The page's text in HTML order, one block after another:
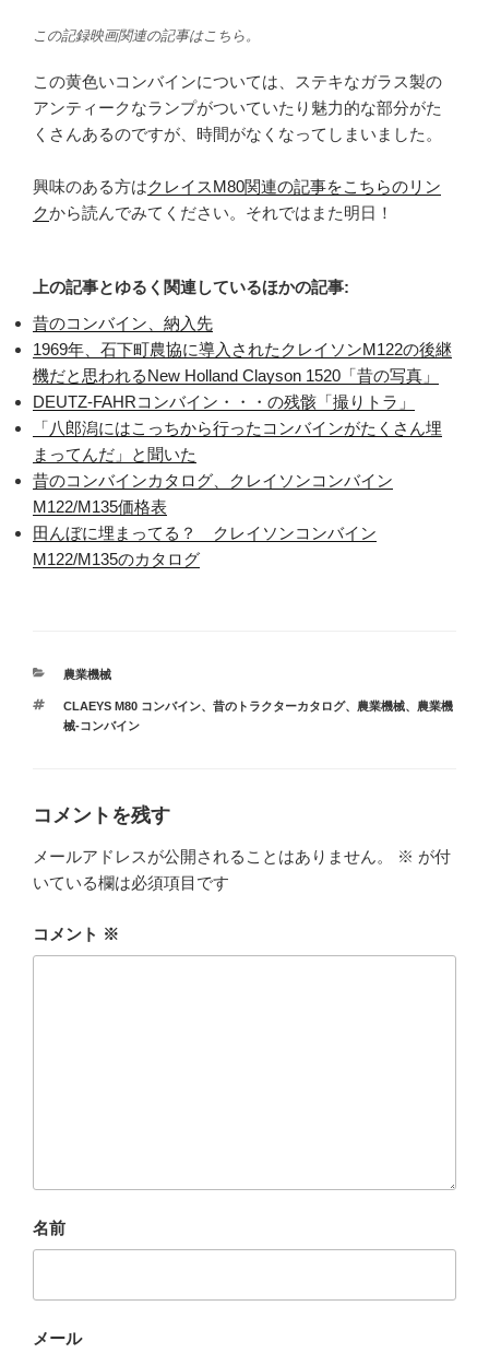
この記録映画関連の記事はこちら。
この黄色いコンバインについては、ステキなガラス製の
アンティークなランプがついていたり魅力的な部分がた
くさんあるのですが、時間がなくなってしまいました。
興味のある方はクレイスM80関連の記事をこちらのリン
クから読んでみてください。それではまた明日！
上の記事とゆるく関連しているほかの記事:
昔のコンバイン、納入先
1969年、石下町農協に導入されたクレイソンM122の後継
機だと思われるNew Holland Clayson 1520「昔の写真」
DEUTZ-FAHRコンバイン・・・の残骸「撮りトラ」
「八郎潟にはこっちから行ったコンバインがたくさん埋
まってんだ」と聞いた
昔のコンバインカタログ、クレイソンコンバイン
M122/M135価格表
田んぼに埋まってる？ クレイソンコンバイン
M122/M135のカタログ
カ
ゴ
リ
農業機械
タ
グ
CLAEYS M80 コンバイン、 昔のトラクターカタログ、 農業機械、
農業機
械-コンバイン
コメントを残す
メールアドレスが公開されることはありません。 ※ が付
いている欄は必須項目です
コメント ※
名前
メール